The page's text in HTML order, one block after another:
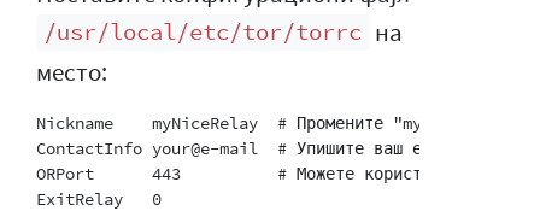
/usr/local/etc/tor/torrc на
место:
Nickname    myNiceRelay  # Промените "myNiceRelay"
ContactInfo your@e-mail  # Упишите ваш е-маил и
ORPort      443          # Можете користити други
ExitRelay   0